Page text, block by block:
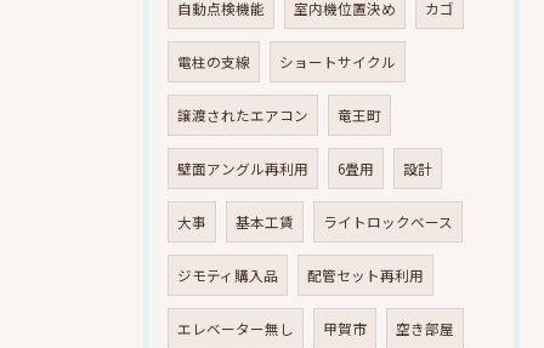
自動点検機能 室内機位置決め カゴ
電柱の支線 ショートサイクル
譲渡されたエアコン 竜王町
壁面アングル再利用 6畳用 設計
大事 基本工賃 ライトロックベース
ジモティ購入品 配管セット再利用
エレベーター無し 甲賀市 空き部屋